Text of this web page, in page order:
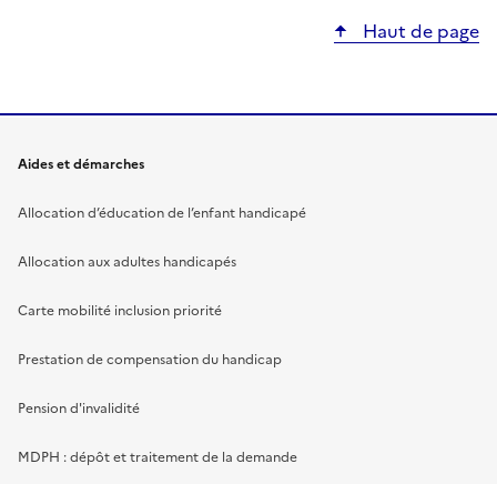
Haut de page
Aides et démarches
Allocation d’éducation de l’enfant handicapé
Allocation aux adultes handicapés
Carte mobilité inclusion priorité
Prestation de compensation du handicap
Pension d'invalidité
MDPH : dépôt et traitement de la demande